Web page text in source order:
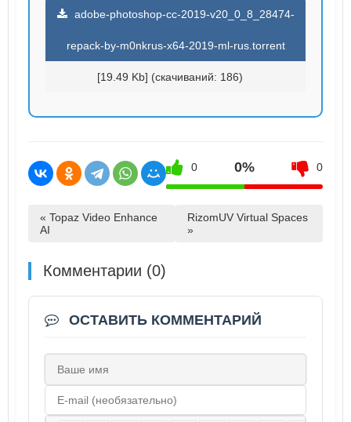
adobe-photoshop-cc-2019-v20_0_8_28474-
repack-by-m0nkrus-x64-2019-ml-rus.torrent
[19.49 Kb] (cкачиваний: 186)
0 0% 0
« Topaz Video Enhance
AI
RizomUV Virtual Spaces
»
Комментарии (0)
ОСТАВИТЬ КОММЕНТАРИЙ